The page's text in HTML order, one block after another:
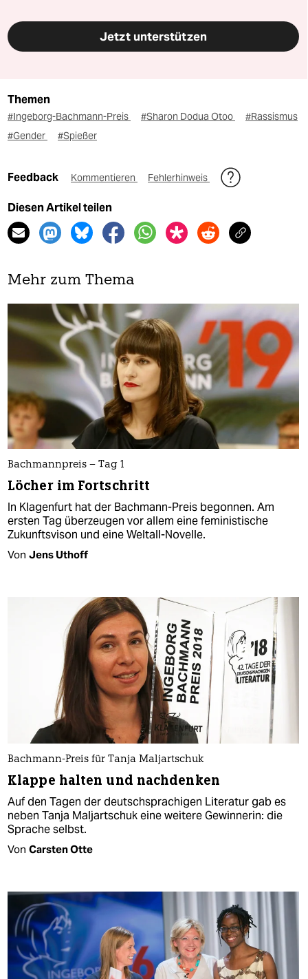
Jetzt unterstützen
Themen
#Ingeborg-Bachmann-Preis #Sharon Dodua Otoo
#Rassismus
#Gender
#Spießer
Feedback Kommentieren Fehlerhinweis
Diesen Artikel teilen
Mehr zum Thema
Bachmannpreis – Tag 1
Löcher im Fortschritt
In Klagenfurt hat der Bachmann-Preis begonnen. Am
ersten Tag überzeugen vor allem eine feministische
Zukunftsvison und eine Weltall-Novelle.
Von Jens Uthoff
Bachmann-Preis für Tanja Maljartschuk
Klappe halten und nachdenken
Auf den Tagen der deutschsprachigen Literatur gab es
neben Tanja Maljartschuk eine weitere Gewinnerin: die
Sprache selbst.
Von Carsten Otte